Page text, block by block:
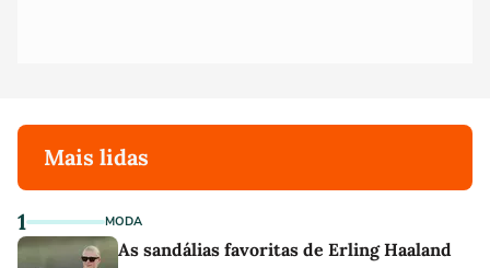
Mais lidas
1 MODA
As sandálias favoritas de Erling Haaland